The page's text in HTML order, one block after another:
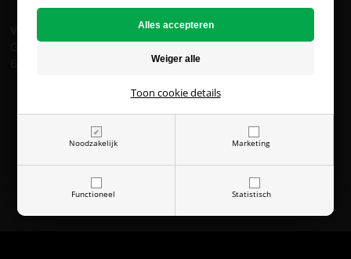
Noodzakelijk Marketing
Functioneel Statistisch
Toon cookie details